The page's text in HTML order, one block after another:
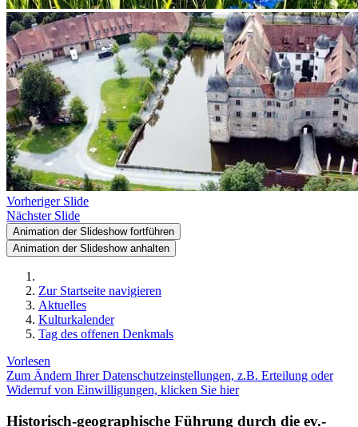
Vorheriger Slide
Nächster Slide
Animation der Slideshow fortführen
Animation der Slideshow anhalten
Zur Startseite navigieren
Aktuelles
Kulturkalender
Tag des offenen Denkmals
Vorlesen
Zum Ändern Ihrer Datenschutzeinstellungen, z.B. Erteilung oder
Widerruf von Einwilligungen, klicken Sie hier
Historisch-geographische Führung durch die ev.-